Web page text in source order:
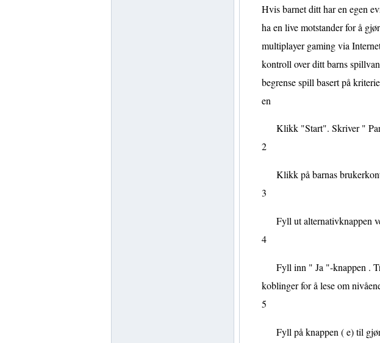
Hvis barnet ditt har en egen
ha en live motstander for å
multiplayer gaming via
kontroll over ditt barns
begrense spill basert på
en
Klikk "Start". Skriver "
2
Klikk på barnas
3
Fyll ut alternativknappen
4
Fyll inn " Ja "-knappen .
koblinger for å lese om
5
Fyll på knappen ( e) til